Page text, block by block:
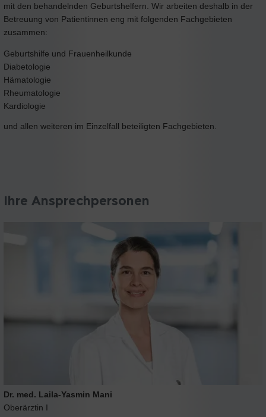
mit den behandelnden Geburtshelfern. Wir arbeiten deshalb in der
Betreuung von Patientinnen eng mit folgenden Fachgebieten
zusammen:
Geburtshilfe und Frauenheilkunde
Diabetologie
Hämatologie
Rheumatologie
Kardiologie
und allen weiteren im Einzelfall beteiligten Fachgebieten.
Ihre Ansprechpersonen
Dr. med. Laila-Yasmin Mani
Oberärztin I